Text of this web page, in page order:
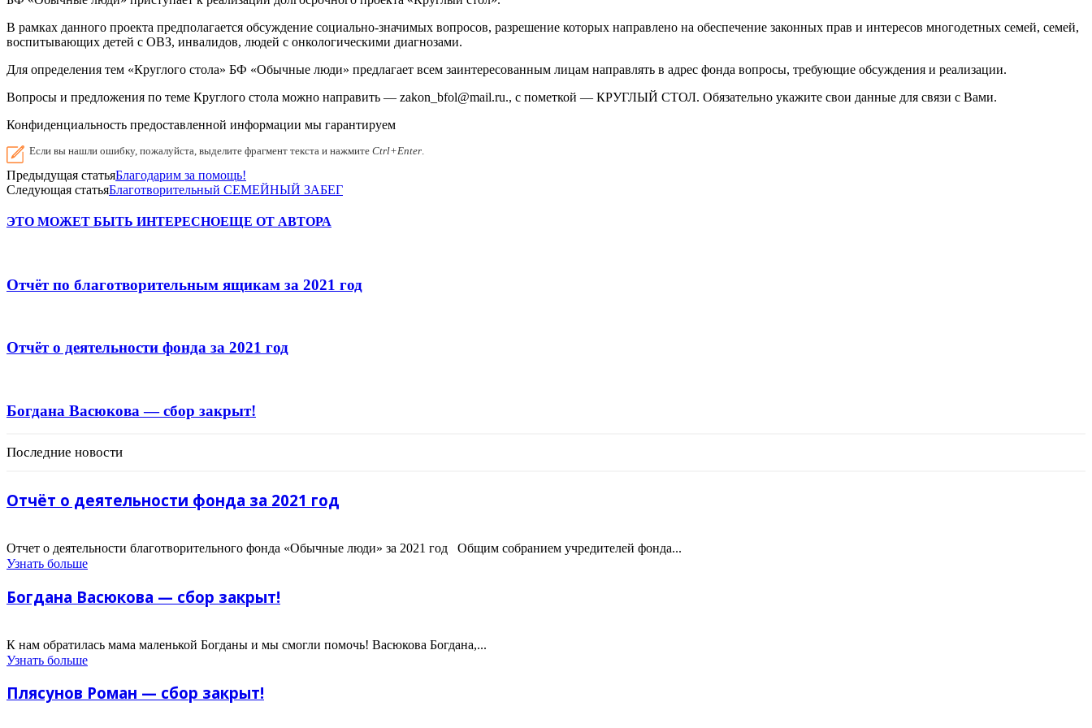
В рамках данного проекта предполагается обсуждение социально-значимых вопросов, разрешение которых направлено на обеспечение законных прав и интересов многодетных семей, семей,
воспитывающих детей с ОВЗ, инвалидов, людей с онкологическими диагнозами.
Для определения тем «Круглого стола» БФ «Обычные люди» предлагает всем заинтересованным лицам направлять в адрес фонда вопросы, требующие обсуждения и реализации.
Вопросы и предложения по теме Круглого стола можно направить — zakon_bfol@mail.ru., с пометкой — КРУГЛЫЙ СТОЛ. Обязательно укажите свои данные для связи с Вами.
Конфиденциальность предоставленной информации мы гарантируем
Если вы нашли ошибку, пожалуйста, выделите фрагмент текста и нажмите Ctrl+Enter.
Предыдущая статьяБлагодарим за помощь!
Следующая статьяБлаготворительный СЕМЕЙНЫЙ ЗАБЕГ
ЭТО МОЖЕТ БЫТЬ ИНТЕРЕСНОЕЩЕ ОТ АВТОРА
Отчёт по благотворительным ящикам за 2021 год
Отчёт о деятельности фонда за 2021 год
Богдана Васюкова — сбор закрыт!
Последние новости
Отчёт о деятельности фонда за 2021 год
Отчет о деятельности благотворительного фонда «Обычные люди» за 2021 год Общим собранием учредителей фонда...
Узнать больше
Богдана Васюкова — сбор закрыт!
К нам обратилась мама маленькой Богданы и мы смогли помочь! Васюкова Богдана,...
Узнать больше
Плясунов Роман — сбор закрыт!